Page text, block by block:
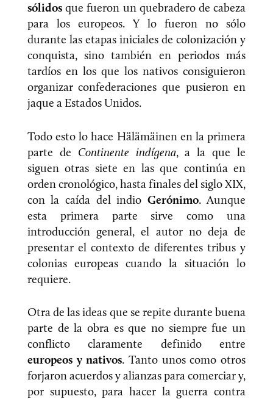
sólidosque fueron un quebradero de cabeza
para los europeos. Y lo fueron no sólo
durante las etapas iniciales de colonización y
conquista, sino también en periodos más
tardíos en los que los nativos consiguieron
organizar confederaciones que pusieron en
jaque a Estados Unidos.
Todo esto lo hace Hälämäinen en la primera
parte de Continente indígena, a la que le
siguen otras siete en las que continúa en
orden cronológico, hasta finales del siglo XIX,
con la caída del indio Gerónimo. Aunque
esta primera parte sirve como una
introducción general, el autor no deja de
presentar el contexto de diferentes tribus y
colonias europeas cuando la situación lo
requiere.
Otra de las ideas que se repite durante buena
parte de la obra es que no siempre fue un
conflicto claramente definido entre
europeos y nativos. Tanto unos como otros
forjaron acuerdos y alianzas para comerciar y,
por supuesto, para hacer la guerra contra